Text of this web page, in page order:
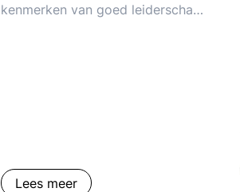
kenmerken van goed leiderschap.
bestuurlijke drukte.
Lees meer